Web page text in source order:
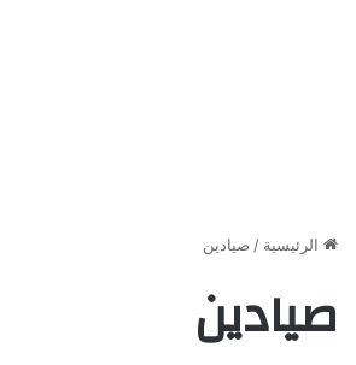
الرئيسية / صيادين
صيادين